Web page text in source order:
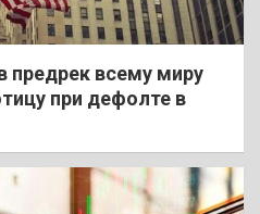
предрек всему миру
при дефолте в